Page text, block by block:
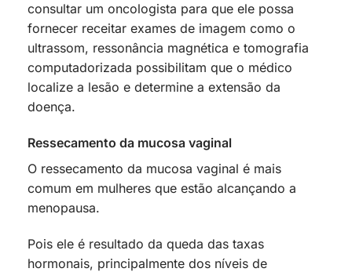
consultar um oncologista para que ele possa
fornecer receitar exames de imagem como o
ultrassom, ressonância magnética e tomografia
computadorizada possibilitam que o médico
localize a lesão e determine a extensão da
doença.
Ressecamento da mucosa vaginal
O ressecamento da mucosa vaginal é mais
comum em mulheres que estão alcançando a
menopausa.
Pois ele é resultado da queda das taxas
hormonais, principalmente dos níveis de